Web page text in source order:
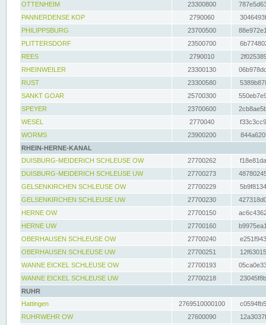
OTTENHEIM
23300800
PANNERDENSE KOP
2790060
PHILIPPSBURG
23700500
PLITTERSDORF
23500700
REES
2790010
RHEINWEILER
23300130
RUST
23300580
SANKT GOAR
25700300
SPEYER
23700600
WESEL
2770040
WORMS
23900200
RHEIN-HERNE-KANAL
DUISBURG-MEIDERICH SCHLEUSE OW
27700262
DUISBURG-MEIDERICH SCHLEUSE UW
27700273
GELSENKIRCHEN SCHLEUSE OW
27700229
GELSENKIRCHEN SCHLEUSE UW
27700230
HERNE OW
27700150
HERNE UW
27700160
OBERHAUSEN SCHLEUSE OW
27700240
OBERHAUSEN SCHLEUSE UW
27700251
WANNE EICKEL SCHLEUSE OW
27700193
WANNE EICKEL SCHLEUSE UW
27700218
RUHR
Hattingen
2769510000100
RUHRWEHR OW
27600090